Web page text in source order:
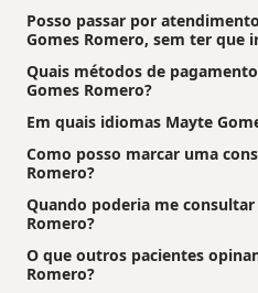
Posso passar por
Gomes Romero, sem ter que
Quais métodos de
Gomes Romero?
Em quais idiomas Mayte
Como posso marcar uma
Romero?
Quando poderia me
Romero?
O que outros pacientes
Romero?